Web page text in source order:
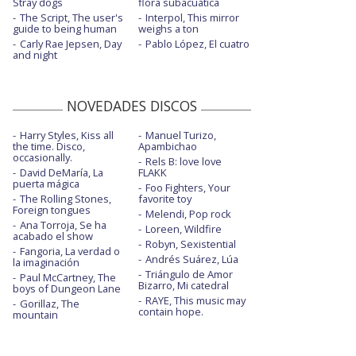
The Script, The user's
guide to being human
Carly Rae Jepsen, Day
and night
Interpol, This mirror
weighs a ton
Pablo López, El cuatro
NOVEDADES DISCOS
Harry Styles, Kiss all
the time. Disco,
occasionally.
David DeMaría, La
puerta mágica
The Rolling Stones,
Foreign tongues
Ana Torroja, Se ha
acabado el show
Fangoria, La verdad o
la imaginación
Paul McCartney, The
boys of Dungeon Lane
Gorillaz, The
mountain
Manuel Turizo,
Apambichao
Rels B: love love
FLAKK
Foo Fighters, Your
favorite toy
Melendi, Pop rock
Loreen, Wildfire
Robyn, Sexistential
Andrés Suárez, Lúa
Triángulo de Amor
Bizarro, Mi catedral
RAYE, This music may
contain hope.